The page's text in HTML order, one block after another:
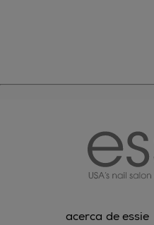
acerca de essie